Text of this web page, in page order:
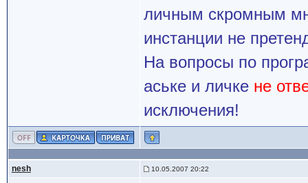
личным скромным
инстанции не
На вопросы по
аське и личке не
исключения!
nesh 10.05.2007 20:22